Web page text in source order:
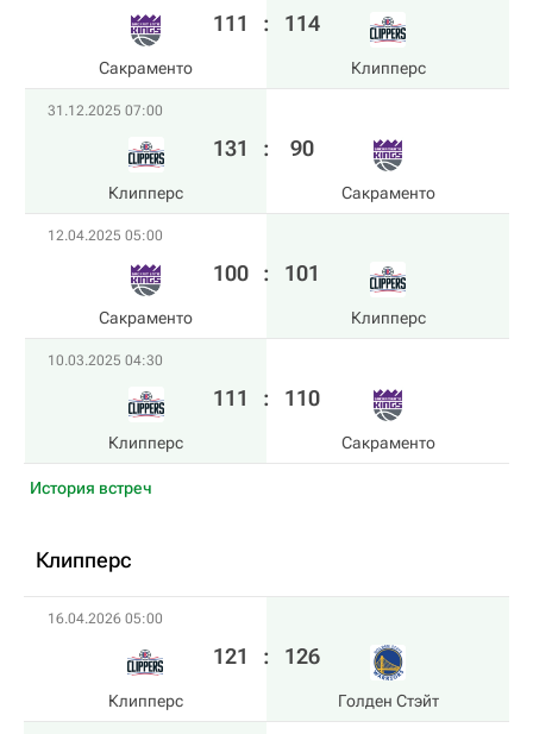
Сакраменто
111 : 114
Клипперс
31.12.2025 07:00
Клипперс
131 : 90
Сакраменто
12.04.2025 05:00
Сакраменто
100 : 101
Клипперс
10.03.2025 04:30
Клипперс
111 : 110
Сакраменто
История встреч
Клипперс
16.04.2026 05:00
Клипперс
121 : 126
Голден Стэйт